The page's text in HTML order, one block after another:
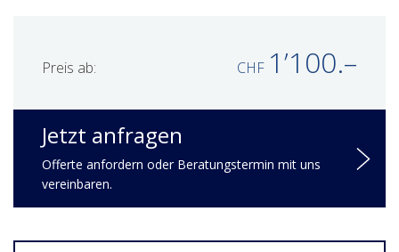
Preis ab: CHF 1’100.–
Jetzt anfragen
Offerte anfordern oder Beratungstermin mit uns
vereinbaren.